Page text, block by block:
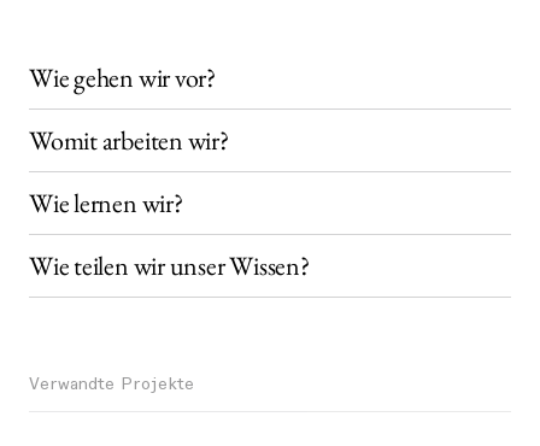
Wie gehen wir vor?
Womit arbeiten wir?
Wie lernen wir?
Wie teilen wir unser Wissen?
Verwandte Projekte